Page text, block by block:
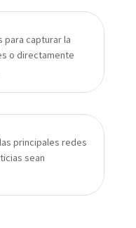
para capturar la
o directamente
principales redes
sean